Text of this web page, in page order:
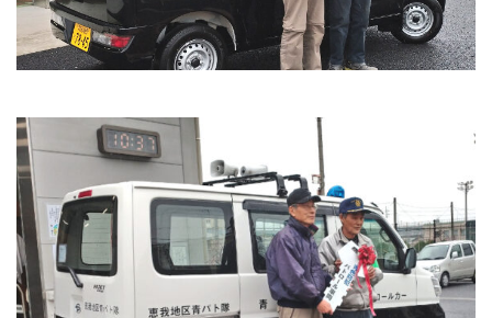
ン
タ
ー
｜
松
原
市
に